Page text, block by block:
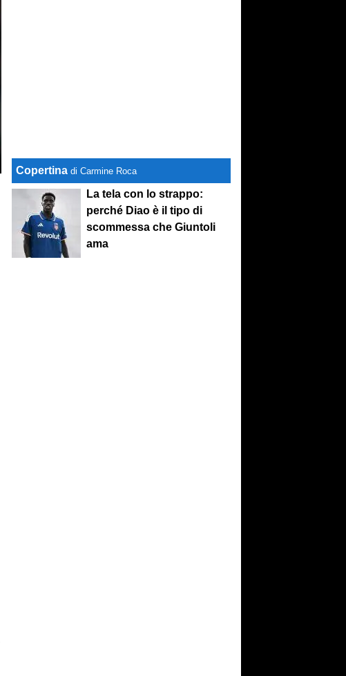
Copertina di Carmine Roca
La tela con lo strappo:
perché Diao è il tipo di
scommessa che Giuntoli
ama